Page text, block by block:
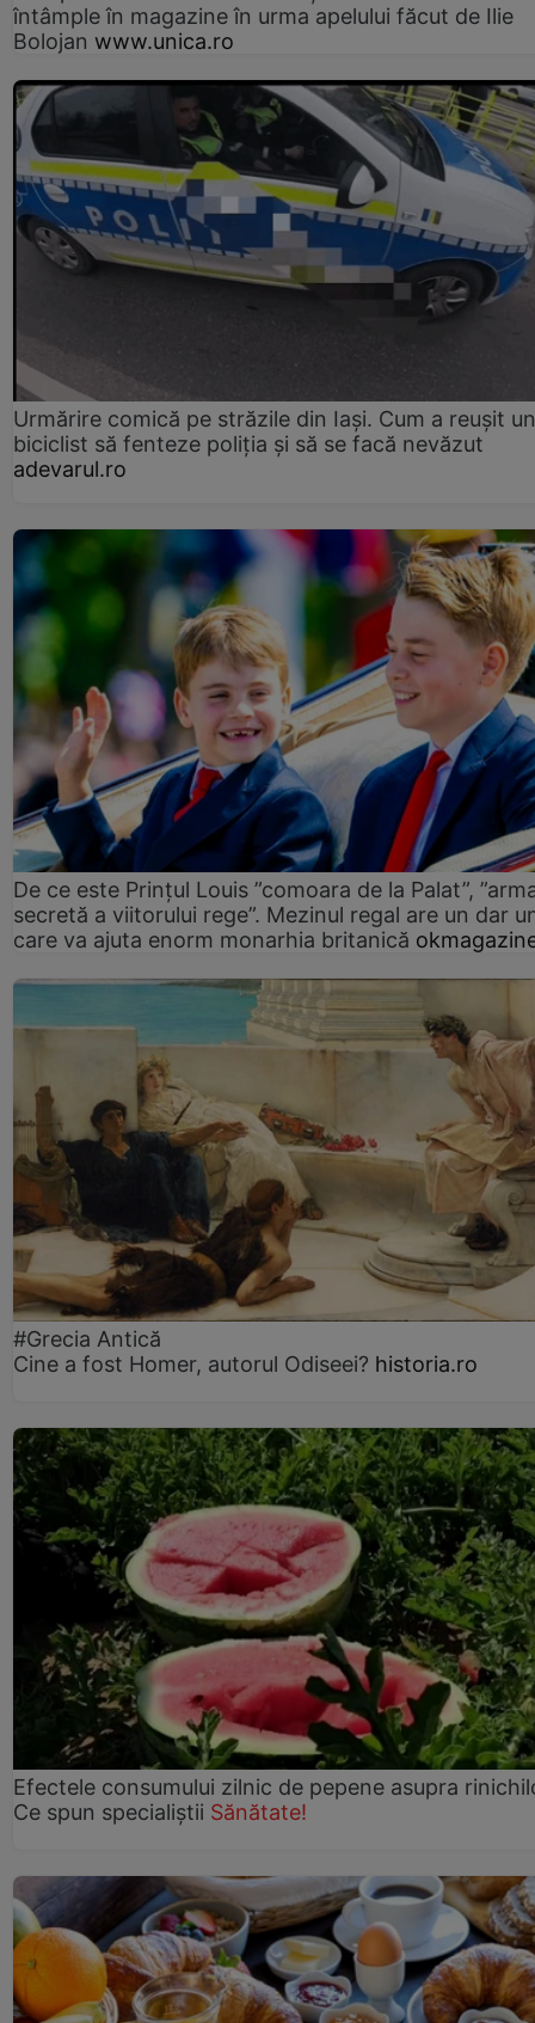
întâmple în magazine în urma apelului făcut de Ilie
Bolojan www.unica.ro
Urmărire comică pe străzile din Iași. Cum a reușit un
biciclist să fenteze poliția și să se facă nevăzut
adevarul.ro
De ce este Prințul Louis ”comoara de la Palat”,
secretă a viitorului rege”. Mezinul regal are un dar
care va ajuta enorm monarhia britanică
#Grecia Antică
Cine a fost Homer, autorul Odiseei? historia.ro
Efectele consumului zilnic de pepene asupra
Ce spun specialiștii Sănătate!